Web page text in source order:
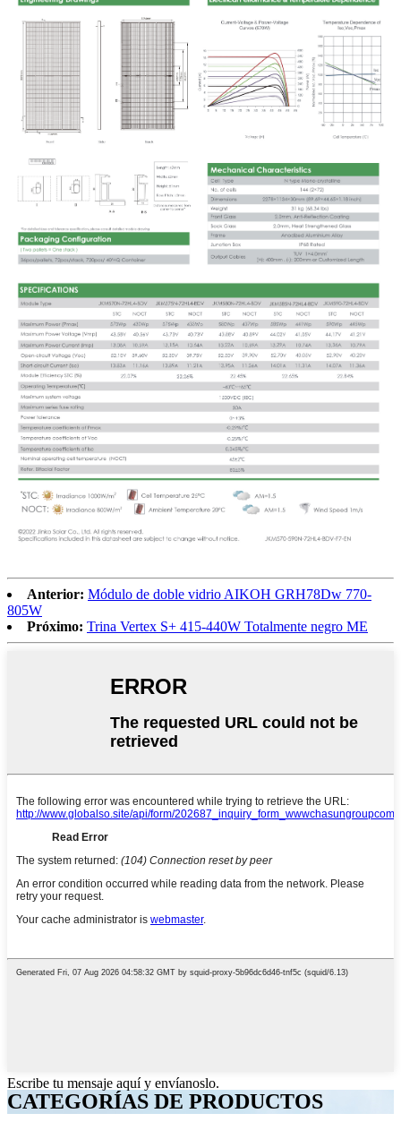
Anterior: Módulo de doble vidrio AIKOH GRH78Dw 770-
805W
Próximo: Trina Vertex S+ 415-440W Totalmente negro ME
Escribe tu mensaje aquí y envíanoslo.
CATEGORÍAS DE PRODUCTOS